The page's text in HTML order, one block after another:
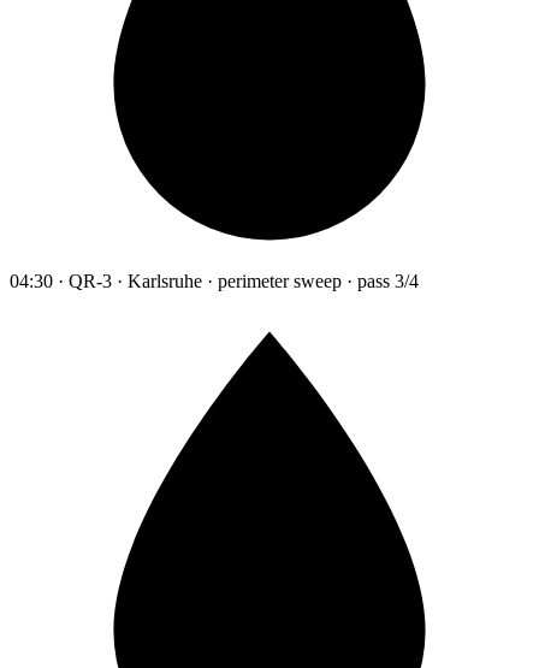
04:30 · QR-3 · Karlsruhe · perimeter sweep · pass 3/4